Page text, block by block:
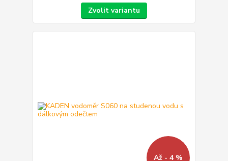
Zvolit variantu
Až - 4 %